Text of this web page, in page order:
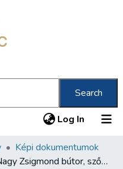
Search
Log In (current)
Képi dokumentumok
[Nagy Zsigmond bútor, szőnyeg, csillárüzlete Budapest, Lázár utca 3.]